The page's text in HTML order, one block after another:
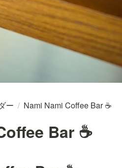
ー / Nami Nami Coffee Bar ☕
Bar ☕